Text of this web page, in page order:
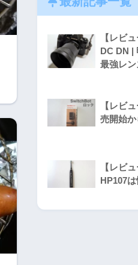
【レビ
DC DN |
最強レン
【レビ
売開始
【レビ
HP107